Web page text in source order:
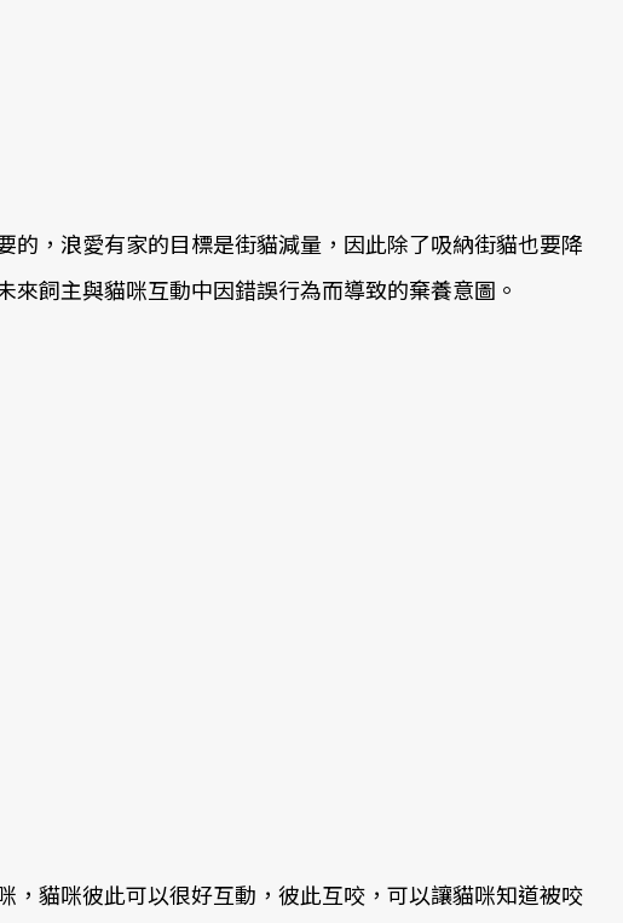
，浪愛有家的目標是街貓減量，因此除了吸納街貓也要降
飼主與貓咪互動中因錯誤行為而導致的棄養意圖。
貓咪彼此可以很好互動，彼此互咬，可以讓貓咪知道被咬